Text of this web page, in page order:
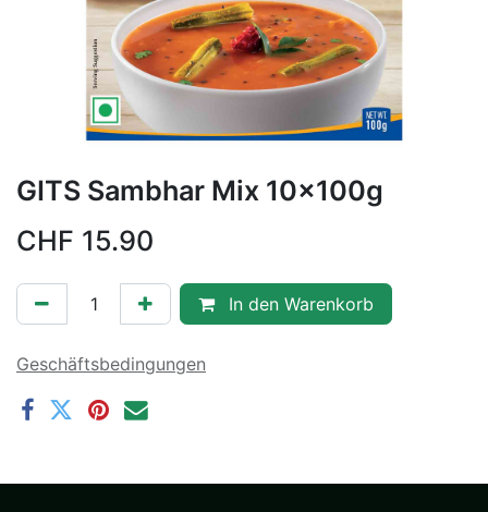
GITS Sambhar Mix 10x100g
CHF 15.90
In den Warenkorb
Geschäftsbedingungen